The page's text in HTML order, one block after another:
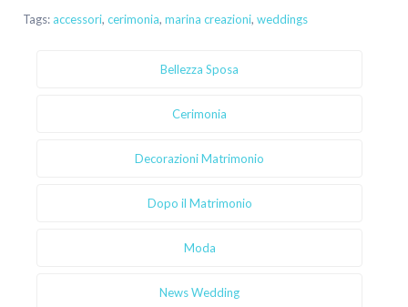
Tags: accessori, cerimonia, marina creazioni, weddings
Bellezza Sposa
Cerimonia
Decorazioni Matrimonio
Dopo il Matrimonio
Moda
News Wedding